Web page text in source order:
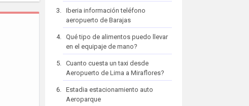
Iberia información teléfono
aeropuerto de Barajas
Qué tipo de alimentos puedo llevar
en el equipaje de mano?
Cuanto cuesta un taxi desde
Aeropuerto de Lima a Miraflores?
Estadia estacionamiento auto
Aeroparque